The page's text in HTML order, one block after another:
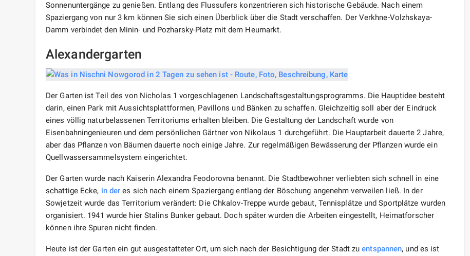
Sonnenuntergänge zu genießen. Entlang des Flussufers konzentrieren sich historische Gebäude. Nach einem
Spaziergang von nur 3 km können Sie sich einen Überblick über die Stadt verschaffen. Der Verkhne-Volzhskaya-
Damm verbindet den Minin- und Pozharsky-Platz mit dem Heumarkt.
Alexandergarten
Der Garten ist Teil des von Nicholas 1 vorgeschlagenen Landschaftsgestaltungsprogramms. Die Hauptidee besteht
darin, einen Park mit Aussichtsplattformen, Pavillons und Bänken zu schaffen. Gleichzeitig soll aber der Eindruck
eines völlig naturbelassenen Territoriums erhalten bleiben. Die Gestaltung der Landschaft wurde von
Eisenbahningenieuren und dem persönlichen Gärtner von Nikolaus 1 durchgeführt. Die Hauptarbeit dauerte 2 Jahre,
aber das Pflanzen von Bäumen dauerte noch einige Jahre. Zur regelmäßigen Bewässerung der Pflanzen wurde ein
Quellwassersammelsystem eingerichtet.
Der Garten wurde nach Kaiserin Alexandra Feodorovna benannt. Die Stadtbewohner verliebten sich schnell in eine
schattige Ecke, in der es sich nach einem Spaziergang entlang der Böschung angenehm verweilen ließ. In der
Sowjetzeit wurde das Territorium verändert: Die Chkalov-Treppe wurde gebaut, Tennisplätze und Sportplätze wurden
organisiert. 1941 wurde hier Stalins Bunker gebaut. Doch später wurden die Arbeiten eingestellt, Heimatforscher
können ihre Spuren nicht finden.
Heute ist der Garten ein gut ausgestatteter Ort, um sich nach der Besichtigung der Stadt zuentspannen, und es ist